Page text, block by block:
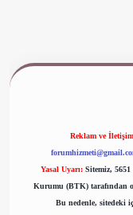
Reklam ve
Yasal Uyarı: Sitemiz,
Kurumu (BTK) tarafından
Bu nedenle, sitedeki